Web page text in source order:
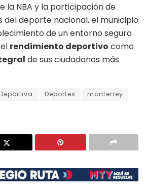
la NBA y la participación de
del deporte nacional, el municipio
de un entorno seguro
rendimiento deportivo como
de sus ciudadanos más
Deportes
monterrey